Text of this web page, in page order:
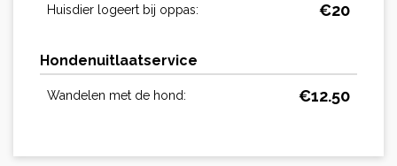
Huisdier logeert bij oppas: €20
Hondenuitlaatservice
Wandelen met de hond: €12.50